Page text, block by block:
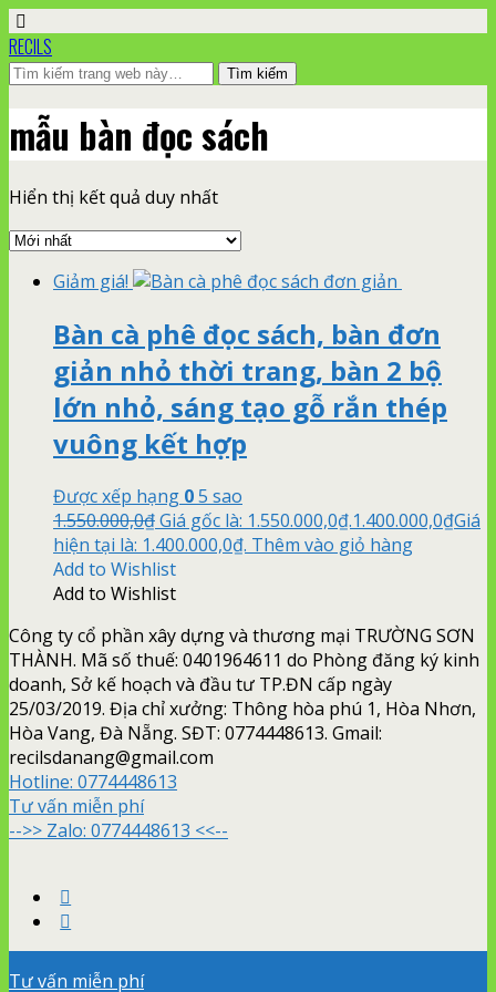
RECILS
mẫu bàn đọc sách
Hiển thị kết quả duy nhất
Giảm giá!
Bàn cà phê đọc sách, bàn đơn
giản nhỏ thời trang, bàn 2 bộ
lớn nhỏ, sáng tạo gỗ rắn thép
vuông kết hợp
Được xếp hạng 05 sao
1.550.000,0₫Giá gốc là: 1.550.000,0₫.1.400.000,0₫Giá
hiện tại là: 1.400.000,0₫. Thêm vào giỏ hàng
Add to Wishlist
Add to Wishlist
Công ty cổ phần xây dựng và thương mại TRƯỜNG SƠN
THÀNH. Mã số thuế: 0401964611 do Phòng đăng ký kinh
doanh, Sở kế hoạch và đầu tư TP.ĐN cấp ngày
25/03/2019. Địa chỉ xưởng: Thông hòa phú 1, Hòa Nhơn,
Hòa Vang, Đà Nẵng. SĐT: 0774448613. Gmail:
recilsdanang@gmail.com
Hotline: 0774448613
Tư vấn miễn phí
-->> Zalo: 0774448613 <<--
Tư vấn miễn phí